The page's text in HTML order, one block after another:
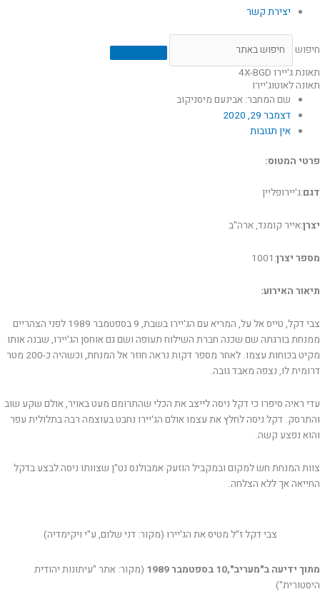
יצירת קשר
חיפוש
תאונת ג'יירו 4X-BGD
תאונה לאוטוג'יירו
שם המחבר: אבינעם מיסניקוב
דצמבר 29, 2020
אין תגובות
פרטי המטוס:
דגם:ג'יירופליין
יצרן:אייר קומנד, ארה"ב
מספר יצרן:1001
תיאור האירוע:
צבי דקל, טייס אל על, המריא עם הג'יירו בשבת, 9 בספטמבר 1989 לפני הצהריים
ממנחת בורגתה שם שכנה חברת השילוח תעופה ושם גם אוחסן הג'יירו, שבנה אותו
מקיט בכוחות עצמו. לאחר מספר דקות נראה חוזר אל המנחת, וכשהיה כ-200 מטר
דרומית לו, נצפה מאבד גובה.
עדי ראיה סיפרו כי דקל ניסה לייצב את הכלי שהתרומם מעט באויר, אולם שקע שוב
והתרסק. דקל ניסה לחלץ את עצמו אולם הג'יירו נחבט בעוצמה רבה בתלולית עפר
והוא נפצע קשה.
צוות המנחת חש למקום ובמקביל הוזעק אמבולנס נט"ן שצוותו ניסה לבצע בדקל
החייאה אך ללא הצלחה.
צבי דקל ז"ל מטיס את הג'יירו (מקור: דני שלום, ע"י ויקימדיה)
מתוך ידיעה ב"מעריב",10 בספטמבר 1989
(מקור: אתר "עיתונות יהודית
היסטורית")